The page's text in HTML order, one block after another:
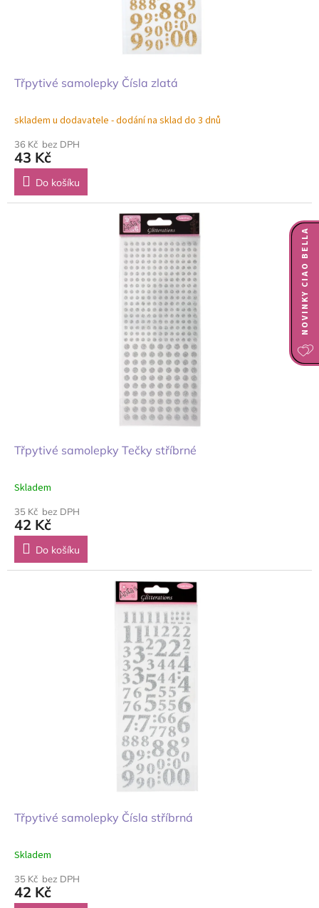
Třpytivé samolepky Čísla zlatá
skladem u dodavatele - dodání na sklad do 3 dnů
36 Kč bez DPH
43 Kč
Do košíku
Třpytivé samolepky Tečky stříbrné
Skladem
35 Kč bez DPH
42 Kč
Do košíku
Třpytivé samolepky Čísla stříbrná
Skladem
35 Kč bez DPH
42 Kč
NOVINKY CIAO BELLA